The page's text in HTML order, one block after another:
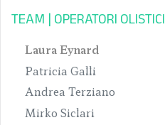
TEAM | OPERATORI OLISTICI
Laura Eynard
Patricia Galli
Andrea Terziano
Mirko Siclari